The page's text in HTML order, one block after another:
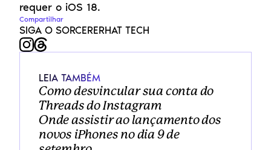
Compartilhar
SIGA O SORCERERHAT TECH
requer o iOS 18.
LEIA TAMBÉM
Como desvincular sua conta do
Threads do Instagram
Onde assistir ao lançamento dos
novos iPhones no dia 9 de